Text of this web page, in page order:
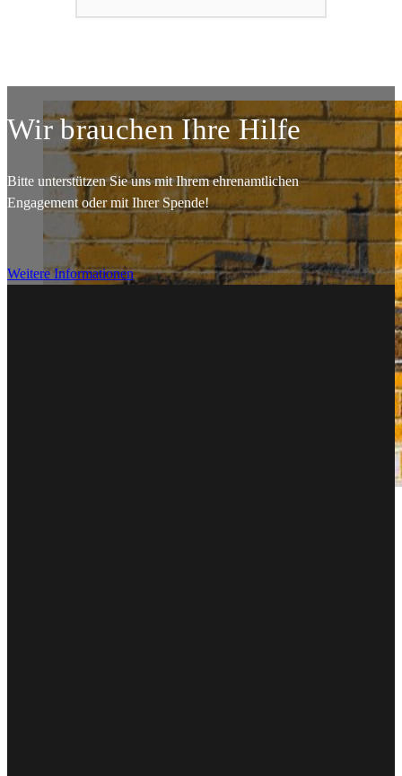
Wir brauchen Ihre Hilfe
Bitte unterstützen Sie uns mit Ihrem ehrenamtlichen
Engagement oder mit Ihrer Spende!
Weitere Informationen